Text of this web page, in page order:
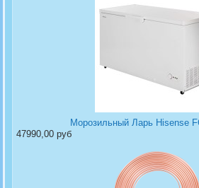
Морозильный Ларь Hisense
47990,00 руб